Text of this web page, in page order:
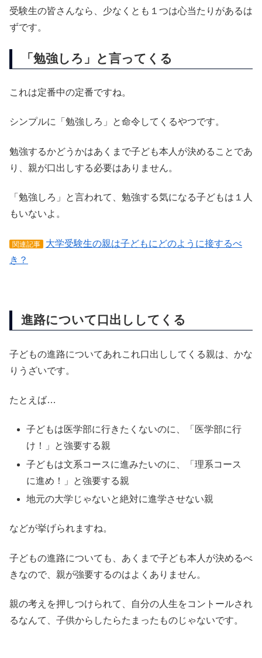
受験生の皆さんなら、少なくとも１つは心当たりがあるは
ずです。
「勉強しろ」と言ってくる
これは定番中の定番ですね。
シンプルに「勉強しろ」と命令してくるやつです。
勉強するかどうかはあくまで子ども本人が決めることであ
り、親が口出しする必要はありません。
「勉強しろ」と言われて、勉強する気になる子どもは１人
もいないよ。
関連記事
大学受験生の親は子どもにどのように接するべ
き？
進路について口出ししてくる
子どもの進路についてあれこれ口出ししてくる親は、かな
りうざいです。
たとえば…
子どもは医学部に行きたくないのに、「医学部に行
け！」と強要する親
子どもは文系コースに進みたいのに、「理系コース
に進め！」と強要する親
地元の大学じゃないと絶対に進学させない親
などが挙げられますね。
子どもの進路についても、あくまで子ども本人が決めるべ
きなので、親が強要するのはよくありません。
親の考えを押しつけられて、自分の人生をコントールされ
るなんて、子供からしたらたまったものじゃないです。